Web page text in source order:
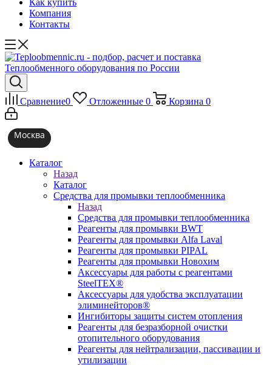
Как купить
Компания
Контакты
Сравнение0 Отложенные 0 Корзина 0
Москва
Каталог
Назад
Каталог
Средства для промывки теплообменника
Назад
Средства для промывки теплообменника
Реагенты для промывки BWT
Реагенты для промывки Alfa Laval
Реагенты для промывки PIPAL
Реагенты для промывки Новохим
Аксессуары для работы с реагентами
SteelTEX®
Аксессуары для удобства эксплуатации
элиминейторов®
Ингибиторы защиты систем отопления
Реагенты для безразборной очистки
отопительного оборудования
Реагенты для нейтрализации, пассивации и
утилизации